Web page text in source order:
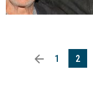
arrow_left 1 2